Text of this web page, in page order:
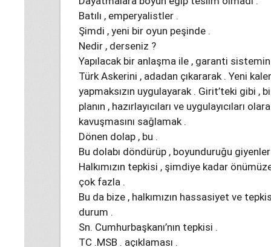
Batılı , emperyalistler .
Şimdi , yeni bir oyun peşinde .
Nedir , derseniz ?
Yapılacak bir anlaşma ile , garanti
Türk Askerini , adadan çıkararak . Yeni
yapmaksızın uygulayarak . Girit’teki gibi ,
planın , hazırlayıcıları ve uygulayıcıları
kavuşmasını sağlamak .
Dönen dolap , bu .
Bu dolabı döndürüp , boyunduruğu
Halkımızın tepkisi , şimdiye kadar
çok fazla .
Bu da bize , halkımızın hassasiyet ve
durum .
Sn. Cumhurbaşkanı’nın tepkisi .
TC .MSB . açıklaması .